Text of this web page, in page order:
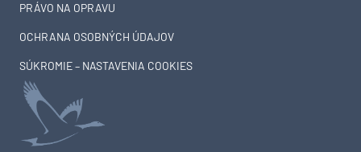
PRÁVO NA OPRAVU
OCHRANA OSOBNÝCH ÚDAJOV
SÚKROMIE – NASTAVENIA COOKIES